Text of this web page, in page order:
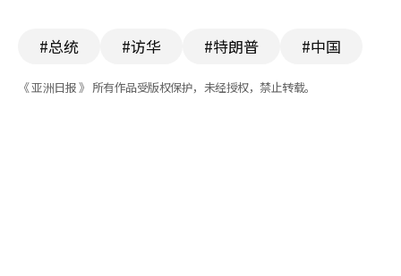
#总统 #访华 #特朗普 #中国
《 亚洲日报 》 所有作品受版权保护，未经授权，禁止转载。